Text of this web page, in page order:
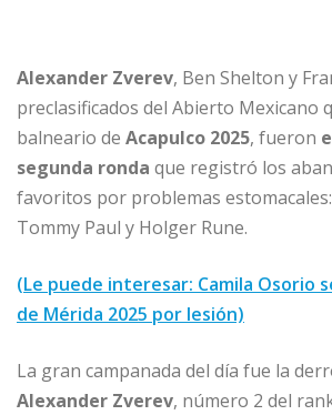
Alexander Zverev, Ben Shelton y
preclasificados del Abierto Mexicano
balneario de Acapulco 2025, fueron
segunda ronda que registró los
favoritos por problemas
Tommy Paul y Holger Rune.
(Le puede interesar: Camila Osorio
de Mérida 2025 por lesión)
La gran campanada del día fue la
Alexander Zverev, número 2 del